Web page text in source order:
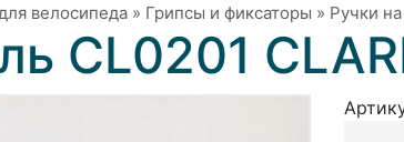
велосипеда » Грипсы и фиксаторы » Ручки
СL0201